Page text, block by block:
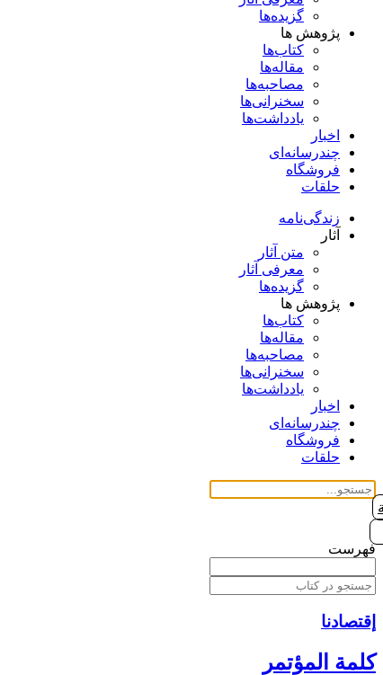
گزیده‌ها
پژوهش ها
کتاب‌ها
مقاله‌ها
مصاحبه‌ها
سخنرانی‌ها
یادداشت‌ها
اخبار
چندرسانه‌ای
فروشگاه
حلقات
زندگی‌نامه
آثار
متن آثار
معرفی آثار
گزیده‌ها
پژوهش ها
کتاب‌ها
مقاله‌ها
مصاحبه‌ها
سخنرانی‌ها
یادداشت‌ها
اخبار
چندرسانه‌ای
فروشگاه
حلقات
فهرست
إقتصادنا
كلمة المؤتمر